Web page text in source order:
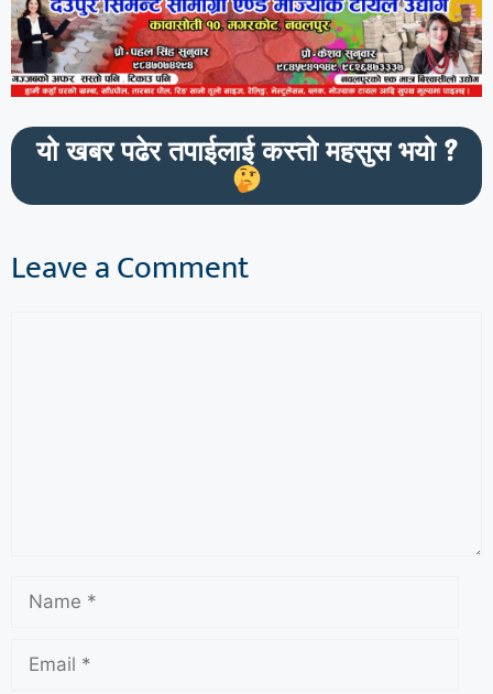
यो खबर पढेर तपाईलाई कस्तो महसुस भयो ?
Leave a Comment